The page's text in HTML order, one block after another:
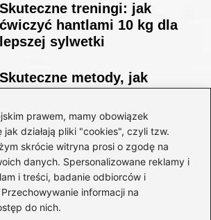
prawem, mamy obowiązek
jak działają pliki "cookies", czyli tzw.
skrócie witryna prosi o zgodę na
danych. Spersonalizowane reklamy i
i treści, badanie odbiorców i
Przechowywanie informacji na
do nich.
Skuteczne treningi: jak
ćwiczyć hantlami 10 kg dla
lepszej sylwetki
Skuteczne metody, jak
sylwetkę w zaledwie 90 dni
Idealny garnitur: jak dobrać
go do swojej sylwetki?